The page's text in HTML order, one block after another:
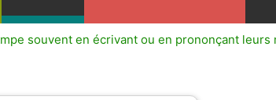
souvent en écrivant ou en prononçant leurs